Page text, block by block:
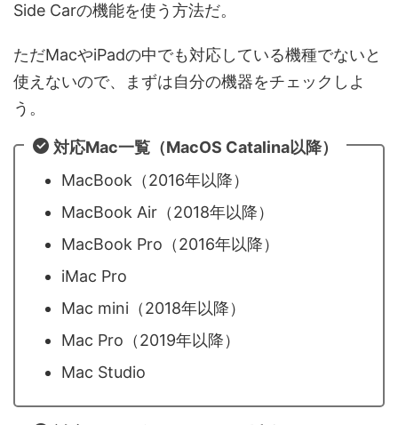
Side Carの機能を使う方法だ。
ただMacやiPadの中でも対応している機種でないと
使えないので、まずは自分の機器をチェックしよ
う。
対応Mac一覧（MacOS Catalina以降）
MacBook（2016年以降）
MacBook Air（2018年以降）
MacBook Pro（2016年以降）
iMac Pro
Mac mini（2018年以降）
Mac Pro（2019年以降）
Mac Studio